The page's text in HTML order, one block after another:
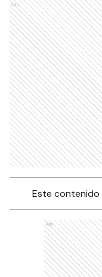
Ads
Este
Ads